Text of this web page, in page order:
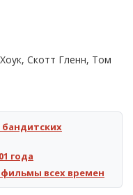
Скотт Гленн, Том
года
всех времен